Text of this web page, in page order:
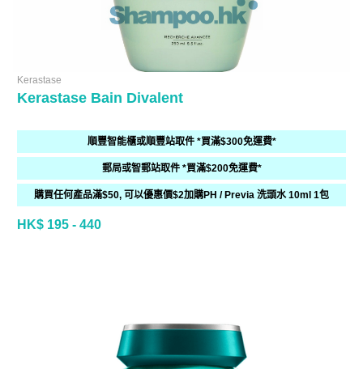
Kerastase
Kerastase Bain Divalent
順豐智能櫃或順豐站取件 *買滿$300免運費*
郵局或智郵站取件 *買滿$200免運費*
購買任何產品滿$50, 可以優惠價$2加購PH / Previa 洗頭水 10ml 1包
HK$ 195 - 440